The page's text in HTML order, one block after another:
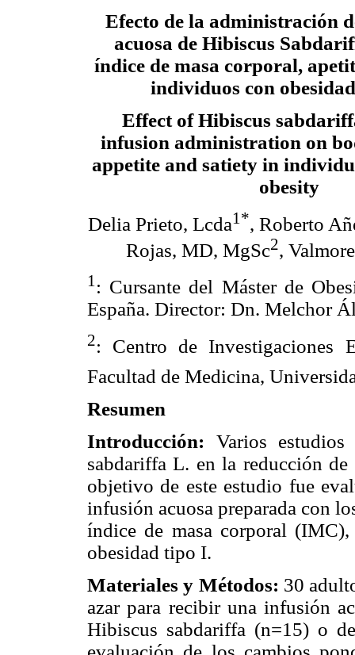
Efecto de la administración
acuosa de Hibiscus
índice de masa corporal,
individuos con
Effect of Hibiscus
infusion administration on
appetite and satiety in
obesity
Delia Prieto, Lcda1*, Roberto
Rojas, MD, MgSc2,
1 : Cursante del Máster de
España. Director: Dn. Melchor
2: Centro de Investigaciones
Facultad de Medicina,
Resumen
Introducción: Varios
sabdariffa L. en la reducción
objetivo de este estudio fue
infusión acuosa preparada con
índice de masa corporal
obesidad tipo I.
Materiales y Métodos: 30
azar para recibir una infusión
Hibiscus sabdariffa (n=15) o